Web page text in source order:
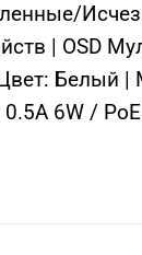
| OSD
Белый |
6W / PoE